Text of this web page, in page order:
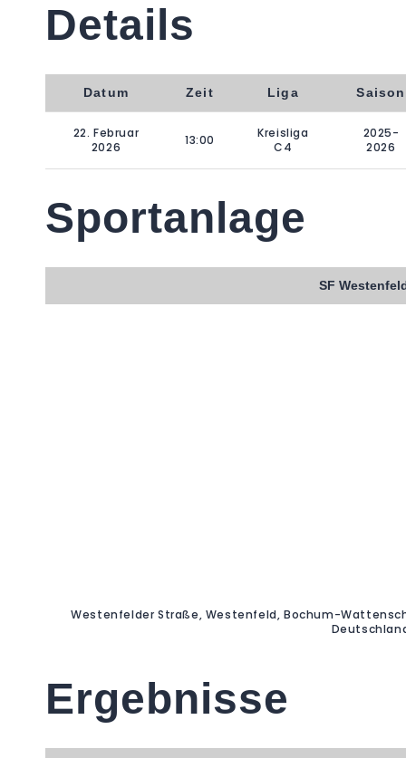
Details
Datum Zeit Liga Saison
22. Februar
2026
13:00
Kreisliga
C4
2025-
2026
Sportanlage
SF
Westenfelder Straße, Westenfeld, Bochum-
Ergebnisse